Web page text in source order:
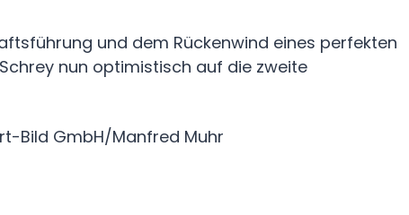
und dem Rückenwind eines perfekten
nun optimistisch auf die zweite
Bild GmbH/Manfred Muhr